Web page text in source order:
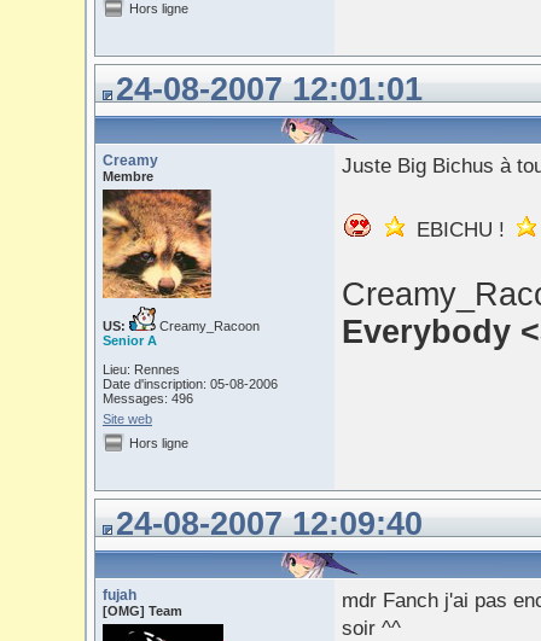
Hors ligne
24-08-2007 12:01:01
Creamy
Membre
US:
Creamy_Racoon
Senior A
Lieu: Rennes
Date d'inscription: 05-08-2006
Messages: 496
Site web
Juste Big Bichus à
EBICHU !
Everybody
Hors ligne
24-08-2007 12:09:40
fujah
[OMG] Team
mdr Fanch j'ai pas
soir ^^